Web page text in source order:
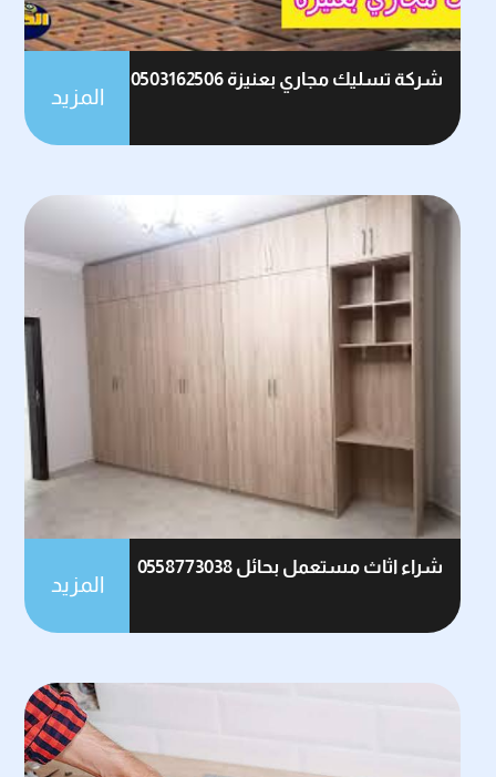
شركة تسليك مجاري بعنيزة 0503162506
المزيد
شراء اثاث مستعمل بحائل 0558773038
المزيد